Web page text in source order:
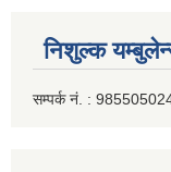
निशुल्क
सम्पर्क नं. :